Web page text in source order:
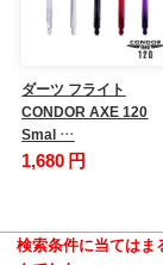
ダーツ フライト
CONDOR AXE 120
Smal …
1,680 円
検索条件に当てはま